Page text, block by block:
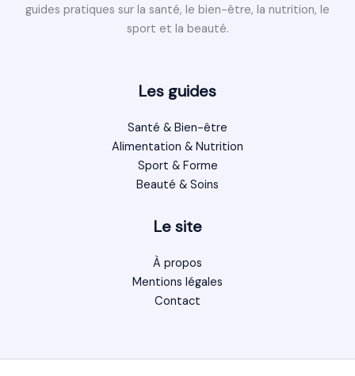
guides pratiques sur la santé, le bien-être, la nutrition, le
sport et la beauté.
Les guides
Santé & Bien-être
Alimentation & Nutrition
Sport & Forme
Beauté & Soins
Le site
À propos
Mentions légales
Contact